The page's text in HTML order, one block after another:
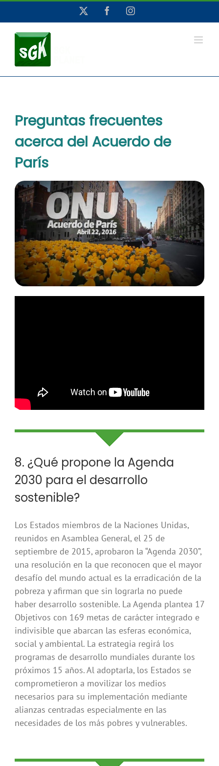
contenido
FacebookInstagram
Preguntas frecuentes
acerca del Acuerdo de
París
8. ¿Qué propone la Agenda
2030 para el desarrollo
sostenible?
Los Estados miembros de la Naciones Unidas,
reunidos en Asamblea General, el 25 de
septiembre de 2015, aprobaron la “Agenda 2030”,
una resolución en la que reconocen que el mayor
desafío del mundo actual es la erradicación de la
pobreza y afirman que sin lograrla no puede
haber desarrollo sostenible. La Agenda plantea 17
Objetivos con 169 metas de carácter integrado e
indivisible que abarcan las esferas económica,
social y ambiental. La estrategia regirá los
programas de desarrollo mundiales durante los
próximos 15 años. Al adoptarla, los Estados se
comprometieron a movilizar los medios
necesarios para su implementación mediante
alianzas centradas especialmente en las
necesidades de los más pobres y vulnerables.